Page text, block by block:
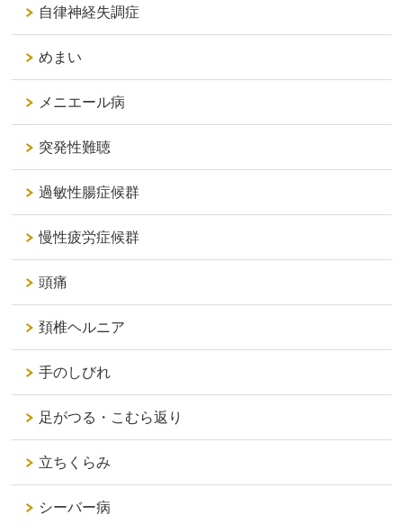
自律神経失調症
めまい
メニエール病
突発性難聴
過敏性腸症候群
慢性疲労症候群
頭痛
頚椎ヘルニア
手のしびれ
足がつる・こむら返り
立ちくらみ
シーバー病